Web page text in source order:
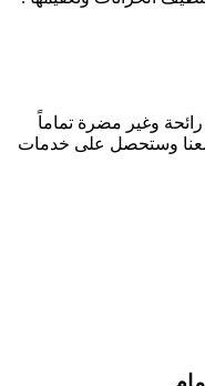
وغير مضرة تماماً
وستحصل على خدمات